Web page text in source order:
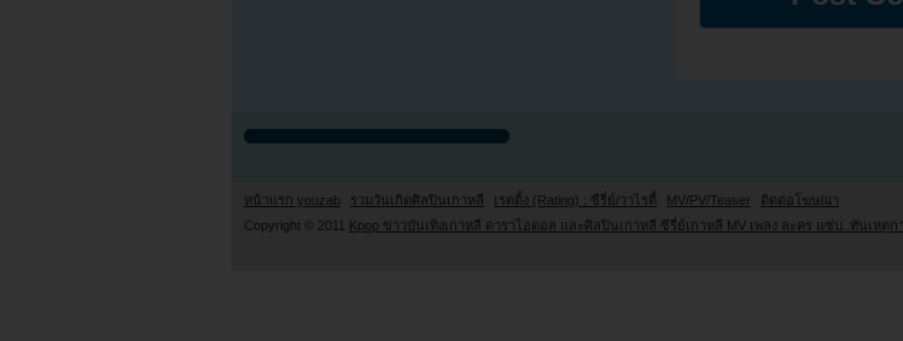
หน้าแรก youzab รวมวันเกิดศิลปินเกาหลี เรตติ้ง (Rating) : ซีรี่ย์/วาไรตี้ MV/PV/Teaser ติดต่อโฆษณา
Copyright © 2011
Kpop ข่าวบันเทิงเกาหลี ดาราไอดอล และศิลปินเกาหลี ซีรี่ย์เกาหลี MV เพลง ละคร แซ่บ..ทันเหตุก